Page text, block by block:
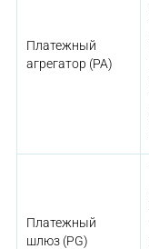
Платежный
агрегатор (PA)
Платежный
шлюз (PG)